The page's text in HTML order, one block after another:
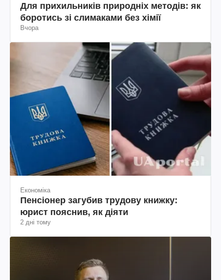
Для прихильників природніх методів: як
боротись зі слимаками без хімії
Вчора
Економіка
Пенсіонер загубив трудову книжку:
юрист пояснив, як діяти
2 дні тому